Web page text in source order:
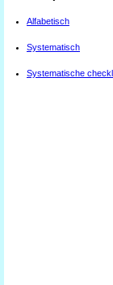
Alfabetisch
Systematisch
Systematische